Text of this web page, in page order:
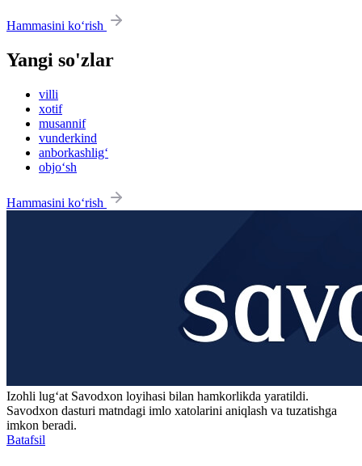
Hammasini ko‘rish
Yangi so'zlar
villi
xotif
musannif
vunderkind
anborkashlig‘
objo‘sh
Hammasini ko‘rish
Izohli lugʻat Savodxon loyihasi bilan hamkorlikda yaratildi.
Savodxon dasturi matndagi imlo xatolarini aniqlash va tuzatishga
imkon beradi.
Batafsil